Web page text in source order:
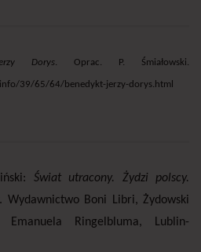
Dorys. Oprac. P. Śmiałowski.
39/65/64/benedykt-jerzy-dorys.html
Świat utracony. Żydzi polscy.
. Wydawnictwo Boni Libri, Żydowski
Ringelbluma, Lublin-